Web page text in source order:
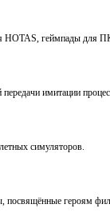
HOTAS, геймпады для
имитации
симуляторов.
героям